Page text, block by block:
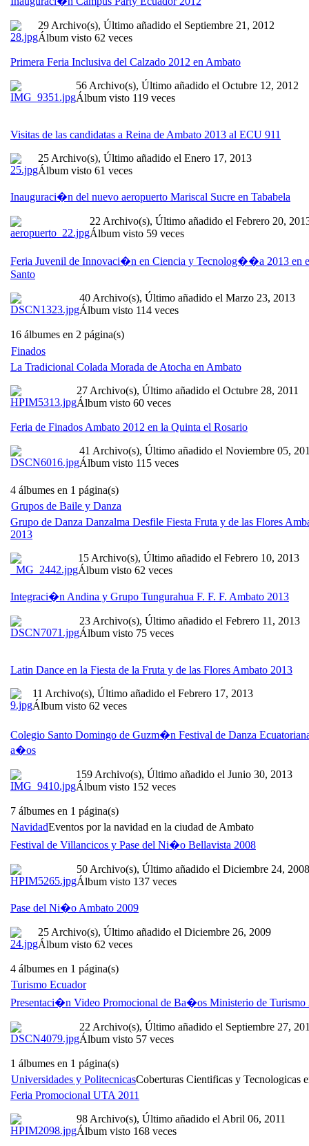
29 Archivo(s), Último añadido el Septiembre 21, 2012
Álbum visto 62 veces
Primera Feria Inclusiva del Calzado 2012 en Ambato
56 Archivo(s), Último añadido el Octubre 12, 2012
Álbum visto 119 veces
Visitas de las candidatas a Reina de Ambato 2013 al ECU 911
25 Archivo(s), Último añadido el Enero 17, 2013
Álbum visto 61 veces
Inauguraci�n del nuevo aeropuerto Mariscal Sucre en Tababela
22 Archivo(s), Último añadido el Febrero 20,
Álbum visto 59 veces
Feria Juvenil de Innovaci�n en Ciencia y Tecnolog��a 2013 en
Santo
40 Archivo(s), Último añadido el Marzo 23, 2013
Álbum visto 114 veces
16 álbumes en 2 página(s)
Finados
La Tradicional Colada Morada de Atocha en Ambato
27 Archivo(s), Último añadido el Octubre 28, 2011
Álbum visto 60 veces
Feria de Finados Ambato 2012 en la Quinta el Rosario
41 Archivo(s), Último añadido el Noviembre 05,
Álbum visto 115 veces
4 álbumes en 1 página(s)
Grupos de Baile y Danza
Grupo de Danza Danzalma Desfile Fiesta Fruta y de las Flores
2013
15 Archivo(s), Último añadido el Febrero 10, 2013
Álbum visto 62 veces
Integraci�n Andina y Grupo Tungurahua F. F. F. Ambato 2013
23 Archivo(s), Último añadido el Febrero 11, 2013
Álbum visto 75 veces
Latin Dance en la Fiesta de la Fruta y de las Flores Ambato 2013
11 Archivo(s), Último añadido el Febrero 17, 2013
Álbum visto 62 veces
Colegio Santo Domingo de Guzm�n Festival de Danza
a�os
159 Archivo(s), Último añadido el Junio 30, 2013
Álbum visto 152 veces
7 álbumes en 1 página(s)
NavidadEventos por la navidad en la ciudad de Ambato
Festival de Villancicos y Pase del Ni�o Bellavista 2008
50 Archivo(s), Último añadido el Diciembre 24, 2008
Álbum visto 137 veces
Pase del Ni�o Ambato 2009
25 Archivo(s), Último añadido el Diciembre 26, 2009
Álbum visto 62 veces
4 álbumes en 1 página(s)
Turismo Ecuador
Presentaci�n Video Promocional de Ba�os Ministerio de Turismo
22 Archivo(s), Último añadido el Septiembre 27,
Álbum visto 57 veces
1 álbumes en 1 página(s)
Universidades y PolitecnicasCoberturas Cientificas y Tecnologicas
Feria Promocional UTA 2011
98 Archivo(s), Último añadido el Abril 06, 2011
Álbum visto 168 veces